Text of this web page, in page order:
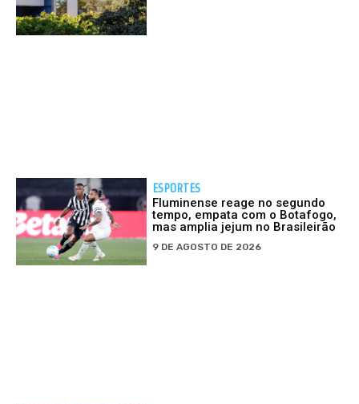
ESPORTES
Fluminense reage no segundo
tempo, empata com o Botafogo,
mas amplia jejum no Brasileirão
9 DE AGOSTO DE 2026